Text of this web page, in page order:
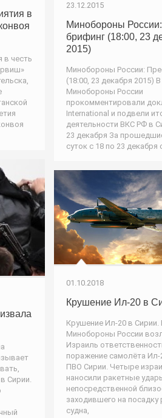
в
в честь
23.12.2015
Минобороны
брифинг (18:00, 23
2015)
Минобороны России:
(18:00, 23 декабря 2015) В
Минобороны России
прокомментировали
International и подвели
деятельности ВКС РФ в
23 декабря За
суток с 18 по 23
Сирии.
01.10.2018
Крушение Ил-20 в
Крушение Ил-20 в Сирии.
Минобороны России
Израиль
поражение самолёта Ил-
ПВО Сирии. Четыре
наносили ракетные
непосредственной
заходившего на посадку
судна,